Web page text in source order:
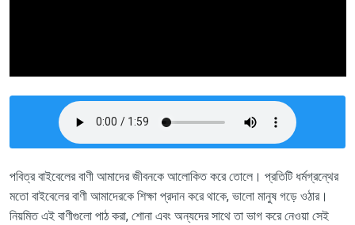
পবিত্র বাইবেলের বাণী আমাদের জীবনকে আলোকিত করে তোলে। প্রতিটি ধর্মগ্রন্থের
মতো বাইবেলের বাণী আমাদেরকে শিক্ষা প্রদান করে থাকে, ভালো মানুষ গড়ে ওঠার।
নিয়মিত এই বাণীগুলো পাঠ করা, শোনা এবং অন্যদের সাথে তা ভাগ করে নেওয়া সেই